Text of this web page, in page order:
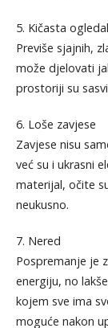
5. Kičasta
Previše sjajnih,
može djelovati
prostoriji su
6. Loše zavjese
Zavjese nisu
već su i ukrasni
materijal, očite
neukusno.
7. Nered
Pospremanje je
energiju, no
kojem sve ima
moguće nakon